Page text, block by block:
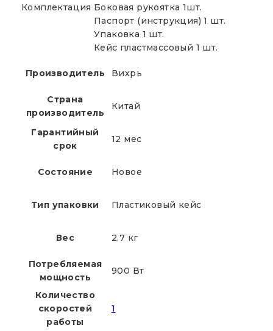
Комплектация Боковая рукоятка 1шт.
Паспорт (инструкция) 1 шт.
Упаковка 1 шт.
Кейс пластмассовый 1 шт.
Производитель Вихрь
Страна
производитель
Китай
Гарантийный
срок
12 мес
Состояние Новое
Тип упаковки Пластиковый кейс
Вес 2.7 кг
Потребляемая
мощность
900 Вт
Количество
скоростей
работы
1